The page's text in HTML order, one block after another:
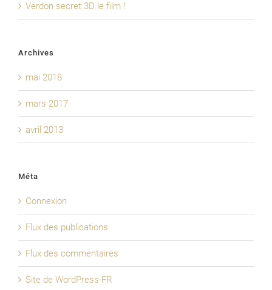
Verdon secret 3D le film !
Archives
mai 2018
mars 2017
avril 2013
Méta
Connexion
Flux des publications
Flux des commentaires
Site de WordPress-FR